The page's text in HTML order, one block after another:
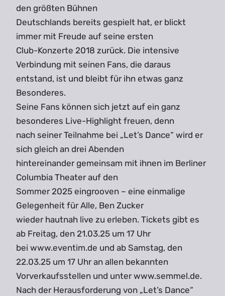
den größten Bühnen
Deutschlands bereits gespielt hat, er blickt
immer mit Freude auf seine ersten
Club-Konzerte 2018 zurück. Die intensive
Verbindung mit seinen Fans, die daraus
entstand, ist und bleibt für ihn etwas ganz
Besonderes.
Seine Fans können sich jetzt auf ein ganz
besonderes Live-Highlight freuen, denn
nach seiner Teilnahme bei „Let’s Dance“ wird er
sich gleich an drei Abenden
hintereinander gemeinsam mit ihnen im Berliner
Columbia Theater auf den
Sommer 2025 eingrooven – eine einmalige
Gelegenheit für Alle, Ben Zucker
wieder hautnah live zu erleben. Tickets gibt es
ab Freitag, den 21.03.25 um 17 Uhr
bei www.eventim.de und ab Samstag, den
22.03.25 um 17 Uhr an allen bekannten
Vorverkaufsstellen und unter www.semmel.de.
Nach der Herausforderung von „Let’s Dance“